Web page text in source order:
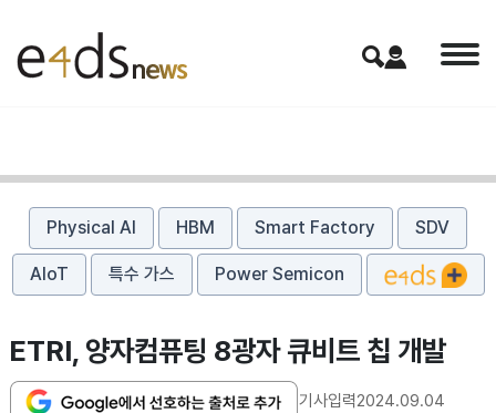
Physical AI HBM Smart Factory SDV
AIoT 특수 가스 Power Semicon
ETRI, 양자컴퓨팅 8광자 큐비트 칩 개발
기사입력2024.09.04